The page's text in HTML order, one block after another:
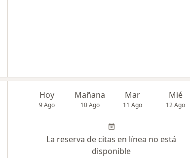
Hoy
9 Ago
Mañana
10 Ago
Mar
11 Ago
Mié
12 Ago
La reserva de citas en línea no está
disponible